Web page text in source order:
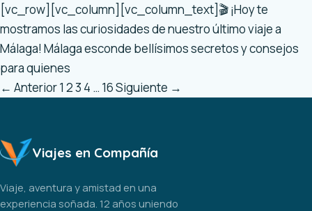
[vc_row][vc_column][vc_column_text]🎬 ¡Hoy te
mostramos las curiosidades de nuestro último viaje a
Málaga! Málaga esconde bellísimos secretos y consejos
para quienes
← Anterior1 23 4 … 16Siguiente →
Viajes en Compañía
Viaje, aventura y amistad en una
experiencia soñada. 12 años uniendo